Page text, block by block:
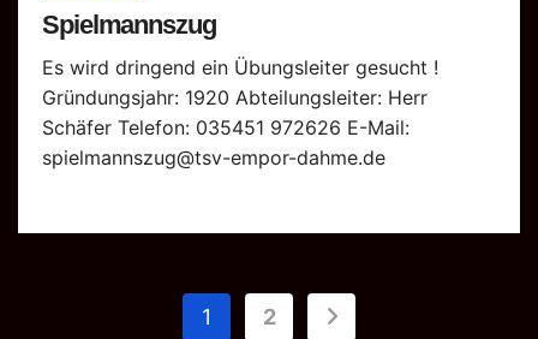
Spielmannszug
Es wird dringend ein Übungsleiter gesucht !
Gründungsjahr: 1920 Abteilungsleiter: Herr
Schäfer Telefon: 035451 972626 E-Mail:
spielmannszug@tsv-empor-dahme.de
Seitennummerierung
1 2